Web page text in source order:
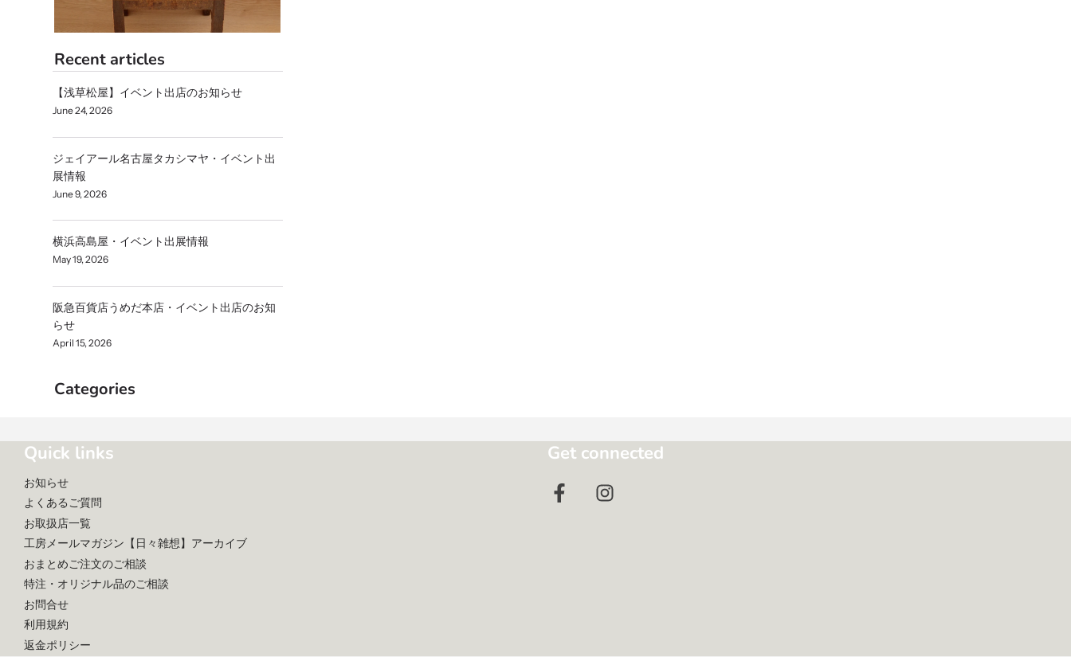
Recent articles
【浅草松屋】イベント出店のお知らせ
June 24, 2026
ジェイアール名古屋タカシマヤ・イベント出
展情報
June 9, 2026
横浜高島屋・イベント出展情報
May 19, 2026
阪急百貨店うめだ本店・イベント出店のお知
らせ
April 15, 2026
Categories
Quick links
お知らせ
よくあるご質問
お取扱店一覧
工房メールマガジン【日々雑想】アーカイブ
おまとめご注文のご相談
特注・オリジナル品のご相談
お問合せ
利用規約
返金ポリシー
Get connected